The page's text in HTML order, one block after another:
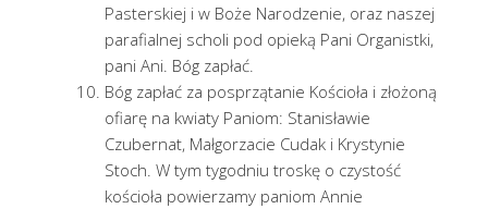
Pasterskiej i w Boże Narodzenie, oraz naszej
parafialnej scholi pod opieką Pani Organistki,
pani Ani. Bóg zapłać.
Bóg zapłać za posprzątanie Kościoła i złożoną
ofiarę na kwiaty Paniom: Stanisławie
Czubernat, Małgorzacie Cudak i Krystynie
Stoch. W tym tygodniu troskę o czystość
kościoła powierzamy paniom Annie